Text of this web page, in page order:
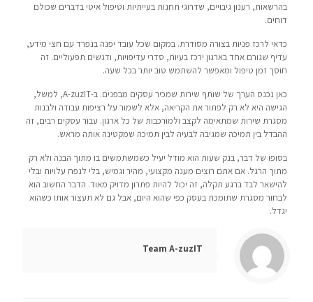
בהרשאות, רענון גיבויים, שדרוגי תחנות בעייתיות וטיפול איטי בדברים שכולם
דוחים.
כדאי לרכז פניות בצורה מסודרת. במקום שכל עובד יפנה בנפרד עם חצי מידע,
עדיף שגורם אחד בארגון ירכז בעיות, סדרי עדיפויות, ודגשים תפעוליים. זה
חוסך זמן טיפול ומאפשר להשתמש טוב יותר בכל שעה.
כאן נכנס הערך של שותף שירות שמכיר עסקים מבפנים. ב-A-zuzIT, למשל,
הגישה היא לא רק לפתור את הקריאה, אלא לשמור על רציפות עבודה ולבנות
מסגרת שירות שמתאימה לקצב ולמורכבות של כל ארגון. עבור עסקים רבים, זה
ההבדל בין תמיכה שמגיבה לבעיה לבין תמיכה שמקטינה אותה מראש.
בסופו של דבר, בנק שעות הוא מודל יעיל כשמשתמשים בו מתוך הבנה ולא רק
מתוך הרגל. אם אתם רוצים מענה מקצועי, מהיר וגמיש, בלי לנפח עלויות ובלי
להישאר לבד ברגע תקלה, זה יכול להיות פתרון מדויק מאוד. הדבר החשוב הוא
לבחור מסגרת שתומכת בעסק כפי שהוא היום, אבל גם לא תעצור אותו כשהוא
יגדל.
Team A-zuzIT